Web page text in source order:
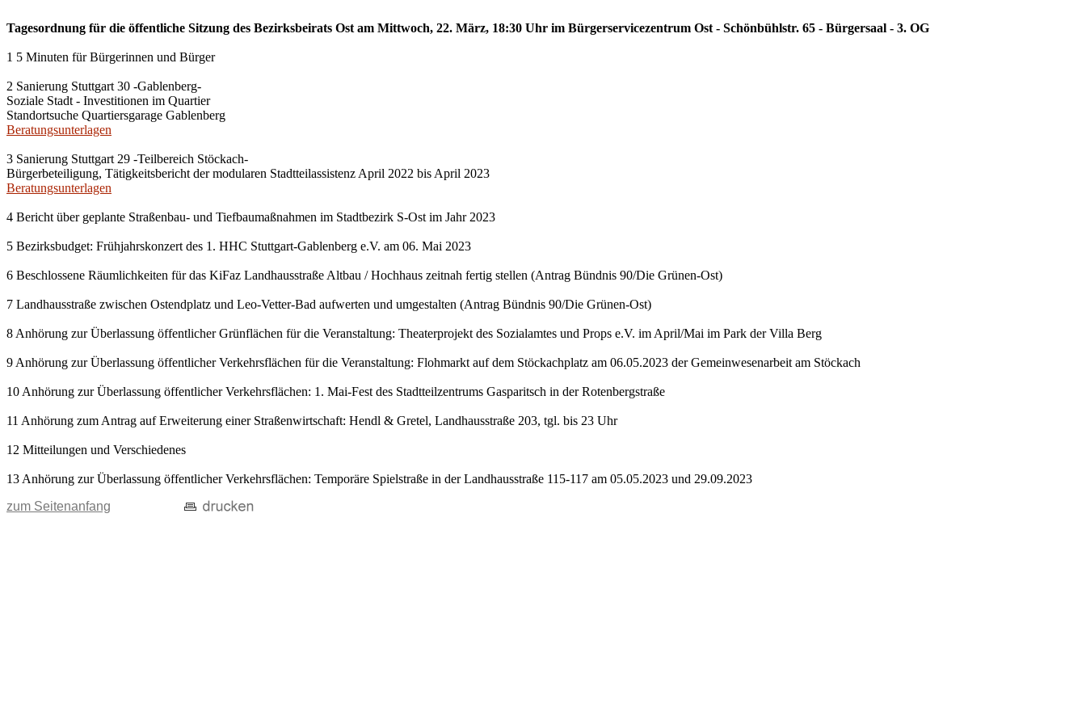
Tagesordnung für die öffentliche Sitzung des Bezirksbeirats Ost am Mittwoch, 22. März, 18:30 Uhr im Bürgerservicezentrum Ost - Schönbühlstr. 65 - Bürgersaal - 3. OG
1 5 Minuten für Bürgerinnen und Bürger
2 Sanierung Stuttgart 30 -Gablenberg-
Soziale Stadt - Investitionen im Quartier
Standortsuche Quartiersgarage Gablenberg
Beratungsunterlagen
3 Sanierung Stuttgart 29 -Teilbereich Stöckach-
Bürgerbeteiligung, Tätigkeitsbericht der modularen Stadtteilassistenz April 2022 bis April 2023
Beratungsunterlagen
4 Bericht über geplante Straßenbau- und Tiefbaumaßnahmen im Stadtbezirk S-Ost im Jahr 2023
5 Bezirksbudget: Frühjahrskonzert des 1. HHC Stuttgart-Gablenberg e.V. am 06. Mai 2023
6 Beschlossene Räumlichkeiten für das KiFaz Landhausstraße Altbau / Hochhaus zeitnah fertig stellen (Antrag Bündnis 90/Die Grünen-Ost)
7 Landhausstraße zwischen Ostendplatz und Leo-Vetter-Bad aufwerten und umgestalten (Antrag Bündnis 90/Die Grünen-Ost)
8 Anhörung zur Überlassung öffentlicher Grünflächen für die Veranstaltung: Theaterprojekt des Sozialamtes und Props e.V. im April/Mai im Park der Villa Berg
9 Anhörung zur Überlassung öffentlicher Verkehrsflächen für die Veranstaltung: Flohmarkt auf dem Stöckachplatz am 06.05.2023 der Gemeinwesenarbeit am Stöckach
10 Anhörung zur Überlassung öffentlicher Verkehrsflächen: 1. Mai-Fest des Stadtteilzentrums Gasparitsch in der Rotenbergstraße
11 Anhörung zum Antrag auf Erweiterung einer Straßenwirtschaft: Hendl & Gretel, Landhausstraße 203, tgl. bis 23 Uhr
12 Mitteilungen und Verschiedenes
13 Anhörung zur Überlassung öffentlicher Verkehrsflächen: Temporäre Spielstraße in der Landhausstraße 115-117 am 05.05.2023 und 29.09.2023
zum Seitenanfang